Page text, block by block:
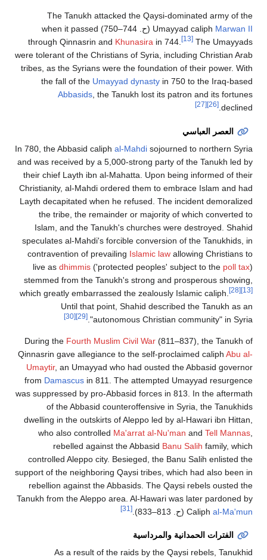
The Tanukh attacked the Qaysi-dominated army of the
Umayyad caliph Marwan II
(ح
) when it passed
through Qinnasrin and Khunasira in 744. [13] The Umayyads
were tolerant of the Christians of Syria, including Christian Arab
tribes, as the Syrians were the foundation of their power. With
the fall of the Umayyad dynasty in 750 to the Iraq-based
Abbasids , the Tanukh lost its patron and its fortunes
declined.
[26]
[27]
العصر العباسي
In 780, the Abbasid caliph al-Mahdi sojourned to northern Syria
and was received by a 5,000-strong party of the Tanukh led by
their chief Layth ibn al-Mahatta. Upon being informed of their
Christianity, al-Mahdi ordered them to embrace Islam and had
Layth decapitated when he refused. The incident demoralized
the tribe, the remainder or majority of which converted to
Islam, and the Tanukh's churches were destroyed. Shahid
speculates al-Mahdi's forcible conversion of the Tanukhids, in
contravention of prevailing Islamic law allowing Christians to
live as dhimmis ('protected peoples' subject to the poll tax)
stemmed from the Tanukh's strong and prosperous showing,
which greatly embarrassed the zealously Islamic caliph.
[28] [13]
Until that point, Shahid described the Tanukh as an
"autonomous Christian community" in Syria.
[29]
[30]
During the Fourth Muslim Civil War (811–837), the Tanukh of
Qinnasrin gave allegiance to the self-proclaimed caliph Abu al-
Umaytir, an Umayyad who had ousted the Abbasid governor
from Damascus in 811. The attempted Umayyad resurgence
was suppressed by pro-Abbasid forces in 813. In the aftermath
of the Abbasid counteroffensive in Syria, the Tanukhids
dwelling in the outskirts of Aleppo led by al-Hawari ibn Hittan,
who also controlled Ma'arrat al-Nu'man and Tell Mannas
rebelled against the Abbasid Banu Salih family, which
controlled Aleppo city. Besieged, the Banu Salih enlisted the
support of the neighboring Qaysi tribes, which had also been in
rebellion against the Abbasids. The Qaysi rebels ousted the
Tanukh from the Aleppo area. Al-Hawari was later pardoned by
Caliph al-Ma'mun
(ح ).
[31]
الفترات الحمدانية والمرداسية
As a result of the raids by the Qaysi rebels, Tanukhid